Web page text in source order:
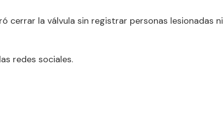
cerrar la válvula sin registrar personas lesionadas ni
redes sociales.